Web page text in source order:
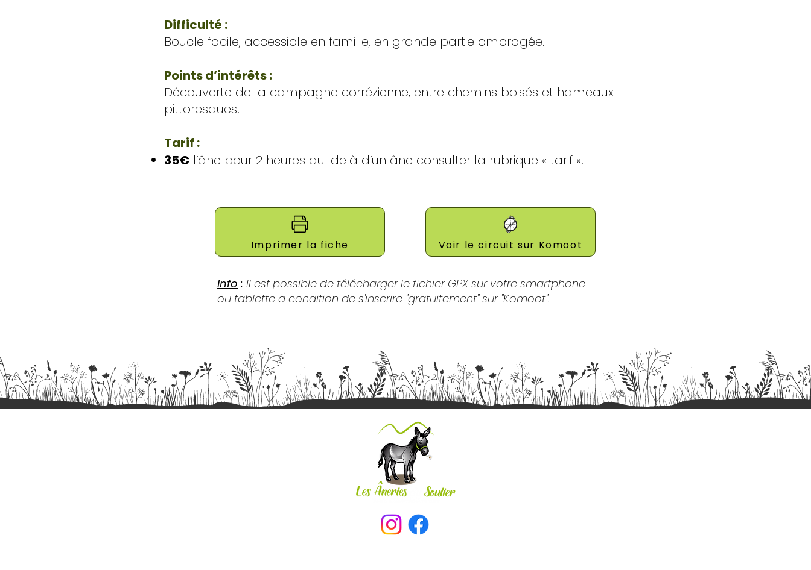
Difficulté :
Boucle facile, accessible en famille, en grande partie ombragée.
Points d’intérêts :
Découverte de la campagne corrézienne, entre chemins boisés et hameaux
pittoresques.
Tarif :
35€ l’âne pour 2 heures au-delà d’un âne consulter la rubrique « tarif ».
Imprimer la fiche Voir le circuit sur Komoot
Info : Il est possible de télécharger le fichier GPX sur votre smartphone
ou tablette a condition de s'inscrire "gratuitement" sur "Komoot".